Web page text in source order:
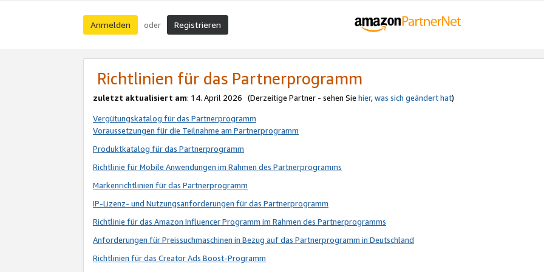
Anmelden oder Registrieren
Richtlinien für das Partnerprogramm
zuletzt aktualisiert am: 14. April 2026 (Derzeitige Partner - sehen Sie hier,was sich geändert hat)
Vergütungskatalog für das Partnerprogramm
Voraussetzungen für die Teilnahme am Partnerprogramm
Produktkatalog für das Partnerprogramm
Richtlinie für Mobile Anwendungen im Rahmen des Partnerprogramms
Markenrichtlinien für das Partnerprogramm
IP-Lizenz- und Nutzungsanforderungen für das Partnerprogramm
Richtlinie für das Amazon Influencer Programm im Rahmen des Partnerprogramms
Anforderungen für Preissuchmaschinen in Bezug auf das Partnerprogramm in Deutschland
Richtlinien für das Creator Ads Boost-Programm